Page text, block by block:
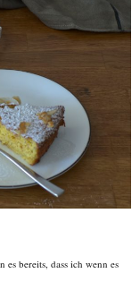
bereits, dass ich wenn es